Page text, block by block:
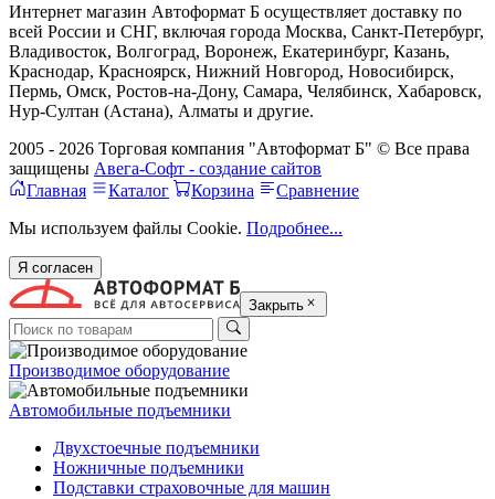
Интернет магазин Автоформат Б осуществляет доставку по
всей России и СНГ, включая города Москва, Санкт-Петербург,
Владивосток, Волгоград, Воронеж, Екатеринбург, Казань,
Краснодар, Красноярск, Нижний Новгород, Новосибирск,
Пермь, Омск, Ростов-на-Дону, Самара, Челябинск, Хабаровск,
Нур-Султан (Астана), Алматы и другие.
2005 - 2026 Торговая компания "Автоформат Б" © Все права
защищены Авега-Софт - создание сайтов
Главная
Каталог Корзина
Сравнение
Мы используем файлы Cookie. Подробнее...
Я согласен
Закрыть
Производимое оборудование
Автомобильные подъемники
Двухстоечные подъемники
Ножничные подъемники
Подставки страховочные для машин